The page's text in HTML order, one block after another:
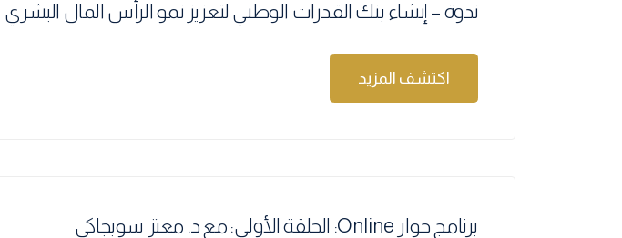
ندوة – إنشاء بنك القدرات الوطني لتعزيز نمو الرأس المال البشري
اكتشف المزيد
برنامج حوار Online: الحلقة الأولى: مع د. معتز سوبجاكي